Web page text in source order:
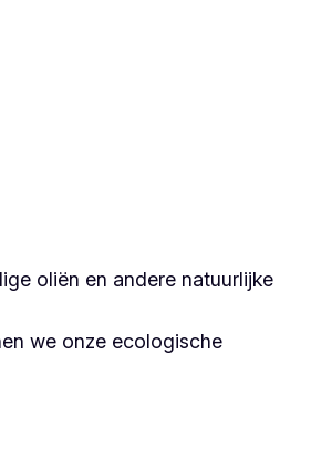
oliën en andere natuurlijke
we onze ecologische